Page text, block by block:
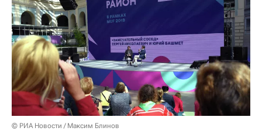
© РИА Новости / Максим Блинов